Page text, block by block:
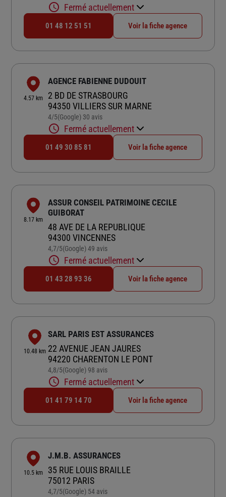
Fermé actuellement
01 48 12 51 51 Voir la fiche agence
4.57 km
AGENCE FABIENNE DUDOUIT
2 BD DE STRASBOURG
94350 VILLIERS SUR MARNE
4/5Note de 4 sur 5
(Google) 30 avis
Fermé actuellement
01 49 30 85 81 Voir la fiche agence
8.17 km
ASSUR CONSEIL PATRIMOINE CECILE
GUIBORAT
48 AVE DE LA REPUBLIQUE
94300 VINCENNES
4,7/5Note de 4.7 sur 5
(Google) 49 avis
Fermé actuellement
01 43 28 93 36 Voir la fiche agence
10.48 km
SARL PARIS EST ASSURANCES
22 AVENUE JEAN JAURES
94220 CHARENTON LE PONT
4,8/5Note de 4.8 sur 5
(Google) 98 avis
Fermé actuellement
01 41 79 14 70 Voir la fiche agence
10.5 km
J.M.B. ASSURANCES
35 RUE LOUIS BRAILLE
75012 PARIS
4,7/5Note de 4.7 sur 5
(Google) 54 avis